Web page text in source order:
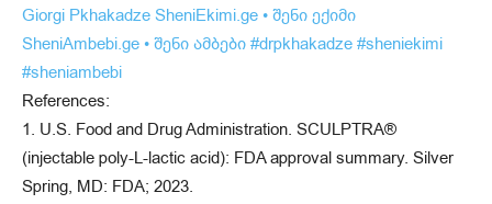
Giorgi Pkhakadze SheniEkimi.ge • შენი ექიმი
SheniAmbebi.ge • შენი ამბები #drpkhakadze #sheniekimi
#sheniambebi
References:
1. U.S. Food and Drug Administration. SCULPTRA®
(injectable poly-L-lactic acid): FDA approval summary. Silver
Spring, MD: FDA; 2023.